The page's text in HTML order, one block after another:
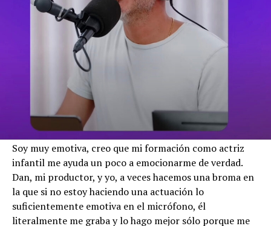
Soy muy emotiva, creo que mi formación como actriz
infantil me ayuda un poco a emocionarme de verdad.
Dan, mi productor, y yo, a veces hacemos una broma en
la que si no estoy haciendo una actuación lo
suficientemente emotiva en el micrófono, él
literalmente me graba y lo hago mejor sólo porque me